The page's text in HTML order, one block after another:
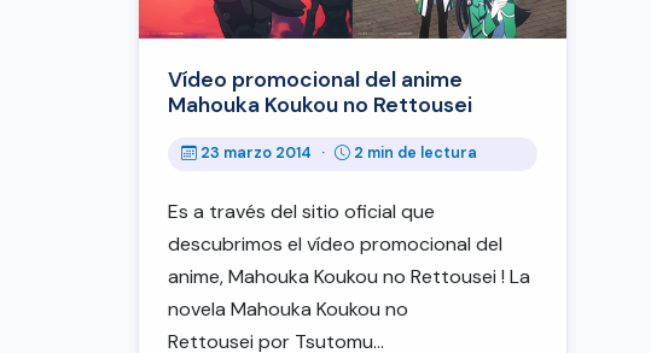
Vídeo promocional del anime
Mahouka Koukou no Rettousei
23 marzo 2014 · 2 min de lectura
Es a través del sitio oficial que
descubrimos el vídeo promocional del
anime, Mahouka Koukou no Rettousei ! La
novela Mahouka Koukou no
Rettousei por Tsutomu…